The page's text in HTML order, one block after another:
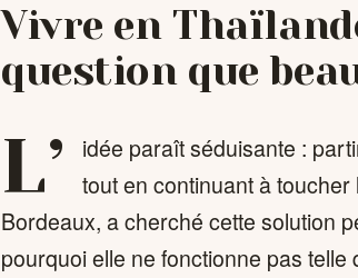
Vivre en
question que
L’
idée paraît séduisante :
tout en continuant à
Bordeaux, a cherché cette solution
pourquoi elle ne fonctionne pas